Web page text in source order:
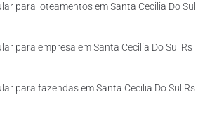
para loteamentos em Santa Cecilia Do Sul
para empresa em Santa Cecilia Do Sul Rs
para fazendas em Santa Cecilia Do Sul Rs